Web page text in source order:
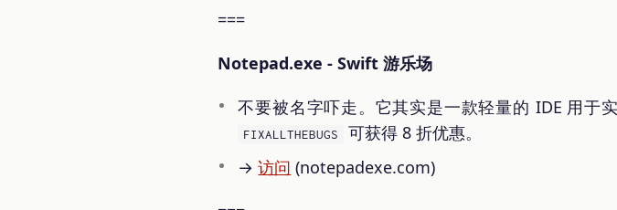
===
Notepad.exe - Swift 游乐场
不要被名字吓走。它其实是一款轻量的 IDE 用于
FIXALLTHEBUGS
可获得 8 折优惠。
→访问 (notepadexe.com)